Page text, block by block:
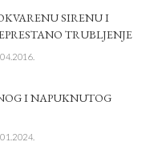
SIRENU I
TRUBLJENJE
I NAPUKNUTOG